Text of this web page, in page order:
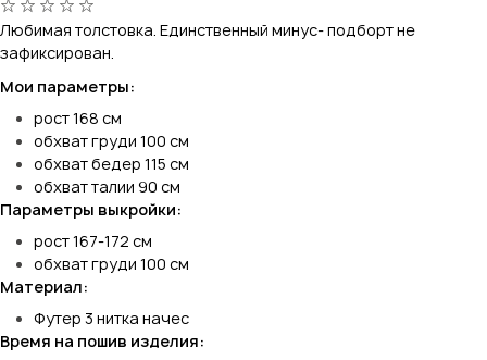
Любимая толстовка. Единственный минус- подборт не
зафиксирован.
Мои параметры:
рост 168 см
обхват груди 100 см
обхват бедер 115 см
обхват талии 90 см
Параметры выкройки:
рост 167-172 см
обхват груди 100 см
Материал:
Футер 3 нитка начес
Время на пошив изделия: